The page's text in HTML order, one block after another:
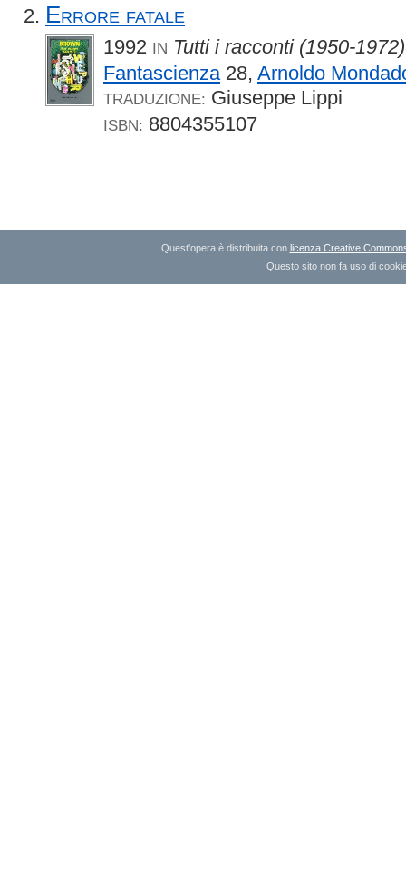
Errore fatale
1992 IN Tutti i racconti (1950-1972)
Fantascienza 28, Arnoldo
TRADUZIONE: Giuseppe Lippi
ISBN: 8804355107
Quest'opera è distribuita con licenza Creative
Questo sito non fa uso di